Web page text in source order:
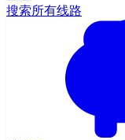
搜索所有线路